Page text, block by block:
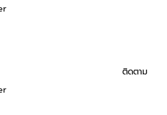
ติดตาม